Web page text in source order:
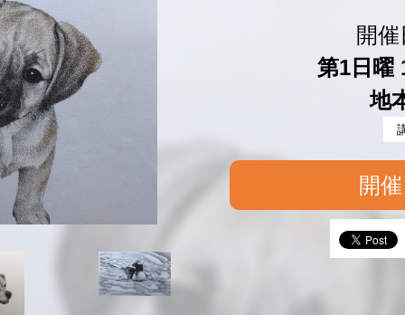
開
第1日曜
地
開